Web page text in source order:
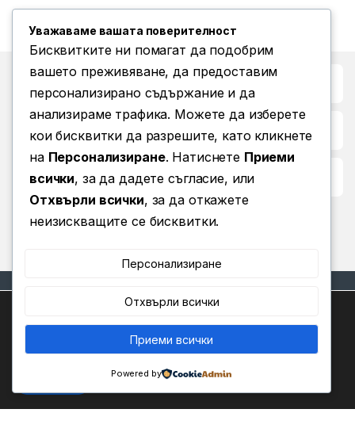
Бърз достъп до
Повече информация
Условия за ползване
Имате въпроси? Позвънете
(+359) 876 203 111
Уважаваме вашата поверителност
Бисквитките ни помагат да подобрим
вашето преживяване, да предоставим
персонализирано съдържание и да
анализираме трафика. Можете да изберете
кои бисквитки да разрешите, като кликнете
на Персонализиране. Натиснете Приеми
всички, за да дадете съгласие, или
Отхвърли всички, за да откажете
неизискващите се бисквитки.
Персонализиране
Отхвърли всички
Приеми всички
Powered by
Ние използваме бисквитки, за да ви предоставим най-
доброто изживяване на нашия уебсайт.
Можете да научите повече за това кои бисквитки
използваме или да ги изключите вНастройки.